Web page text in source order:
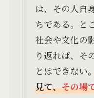
は、その人自
ちである。と
社会や文化の
り返れば、そ
とはできない。
見て、その場